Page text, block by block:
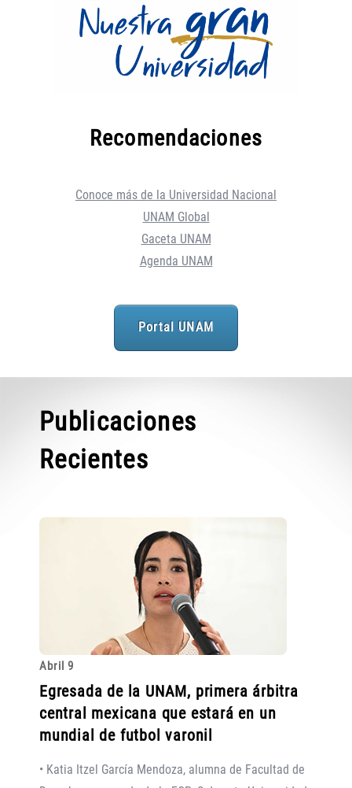
Recomendaciones
Conoce más de la Universidad Nacional
UNAM Global
Gaceta UNAM
Agenda UNAM
Portal UNAM
Publicaciones
Recientes
Abril 9
Egresada de la UNAM, primera árbitra
central mexicana que estará en un
mundial de futbol varonil
• Katia Itzel García Mendoza, alumna de Facultad de